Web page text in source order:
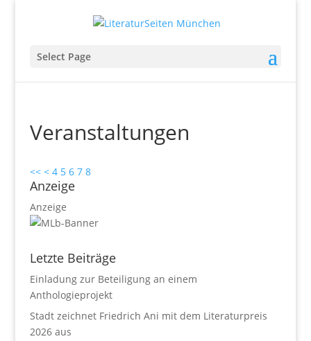
Select Page
Veranstaltungen
<< < 4 5 6 7 8
Anzeige
Anzeige
Letzte Beiträge
Einladung zur Beteiligung an einem
Anthologieprojekt
Stadt zeichnet Friedrich Ani mit dem Literaturpreis
2026 aus